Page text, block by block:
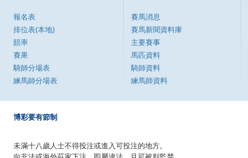
報名表
排位表(本地)
賠率
賽果
騎師分場表
練馬師分場表
賽馬消息
賽馬新聞資料庫
主要賽事
馬匹資料
騎師資料
練馬師資料
博彩要有節制
未滿十八歲人士不得投注或進入可投注的地方。